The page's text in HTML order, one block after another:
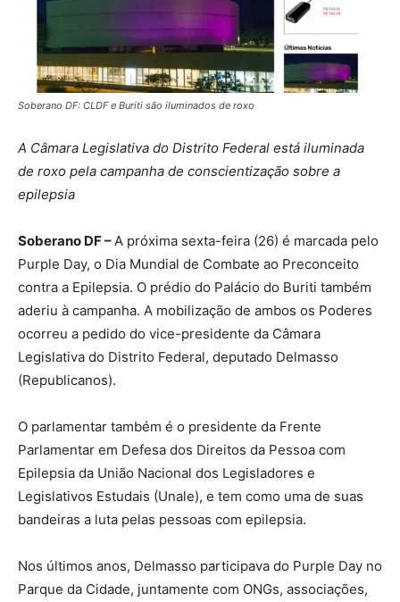
Soberano DF: CLDF e Buriti são iluminados de roxo
A Câmara Legislativa do Distrito Federal está iluminada
de roxo pela campanha de conscientização sobre a
epilepsia
Soberano DF –A próxima sexta-feira (26) é marcada pelo
Purple Day, o Dia Mundial de Combate ao Preconceito
contra a Epilepsia. O prédio do Palácio do Buriti também
aderiu à campanha. A mobilização de ambos os Poderes
ocorreu a pedido do vice-presidente da Câmara
Legislativa do Distrito Federal, deputado Delmasso
(Republicanos).
O parlamentar também é o presidente da Frente
Parlamentar em Defesa dos Direitos da Pessoa com
Epilepsia da União Nacional dos Legisladores e
Legislativos Estudais (Unale), e tem como uma de suas
bandeiras a luta pelas pessoas com epilepsia.
Nos últimos anos, Delmasso participava do Purple Day no
Parque da Cidade, juntamente com ONGs, associações,